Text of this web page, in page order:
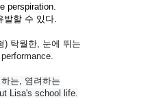
perspiration.
할 수 있다.
) 탁월한, 눈에 뛰는
는, 염려하는
Lisa's school life.